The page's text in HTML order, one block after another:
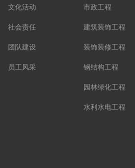
文化活动
社会责任
团队建设
员工风采
市政工程
建筑装饰工程
装饰装修工程
钢结构工程
园林绿化工程
水利水电工程